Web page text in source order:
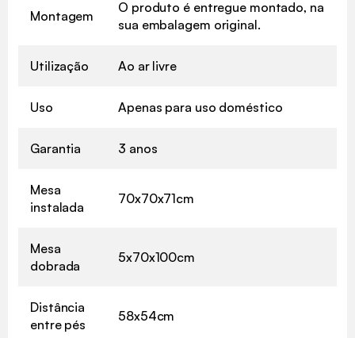
Montagem
O produto é entregue montado, na
sua embalagem original.
Utilização Ao ar livre
Uso Apenas para uso doméstico
Garantia 3 anos
Mesa
instalada
70x70x71cm
Mesa
dobrada
5x70x100cm
Distância
entre pés
58x54cm